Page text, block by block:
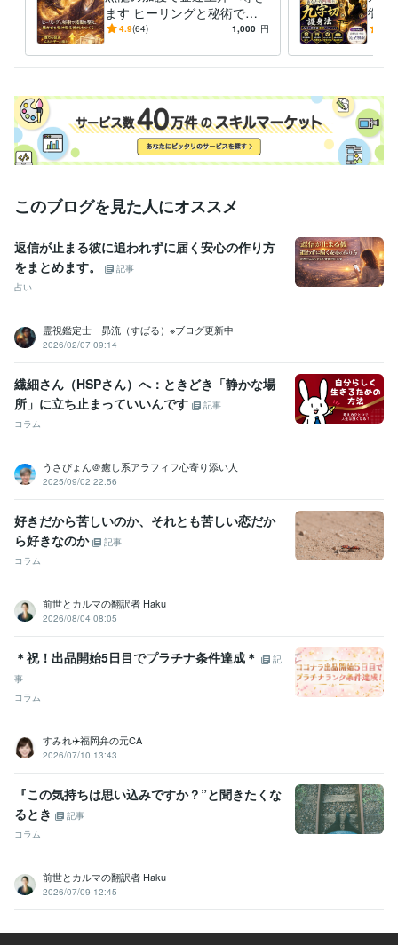
ます ヒーリングと秘術で波
動を整え、豊かさを受け取る
4.9(64) 1,000 円
御神
身で
このブログを見た人にオススメ
返信が止まる彼に追われずに届く安心の作り方
をまとめます。
記事
占い
霊視鑑定士 昴流（すばる）※ブログ更新中
2026/02/07 09:14
繊細さん（HSPさん）へ：ときどき「静かな場
所」に立ち止まっていいんです
記事
コラム
うさぴょん＠癒し系アラフィフ心寄り添い人
2025/09/02 22:56
好きだから苦しいのか、それとも苦しい恋だか
ら好きなのか
記事
コラム
前世とカルマの翻訳者 Haku
2026/08/04 08:05
＊祝！出品開始5日目でプラチナ条件達成＊
記
事
コラム
すみれ✈️福岡弁の元CA
2026/07/10 13:43
『この気持ちは思い込みですか？”と聞きたくな
るとき
記事
コラム
前世とカルマの翻訳者 Haku
2026/07/09 12:45